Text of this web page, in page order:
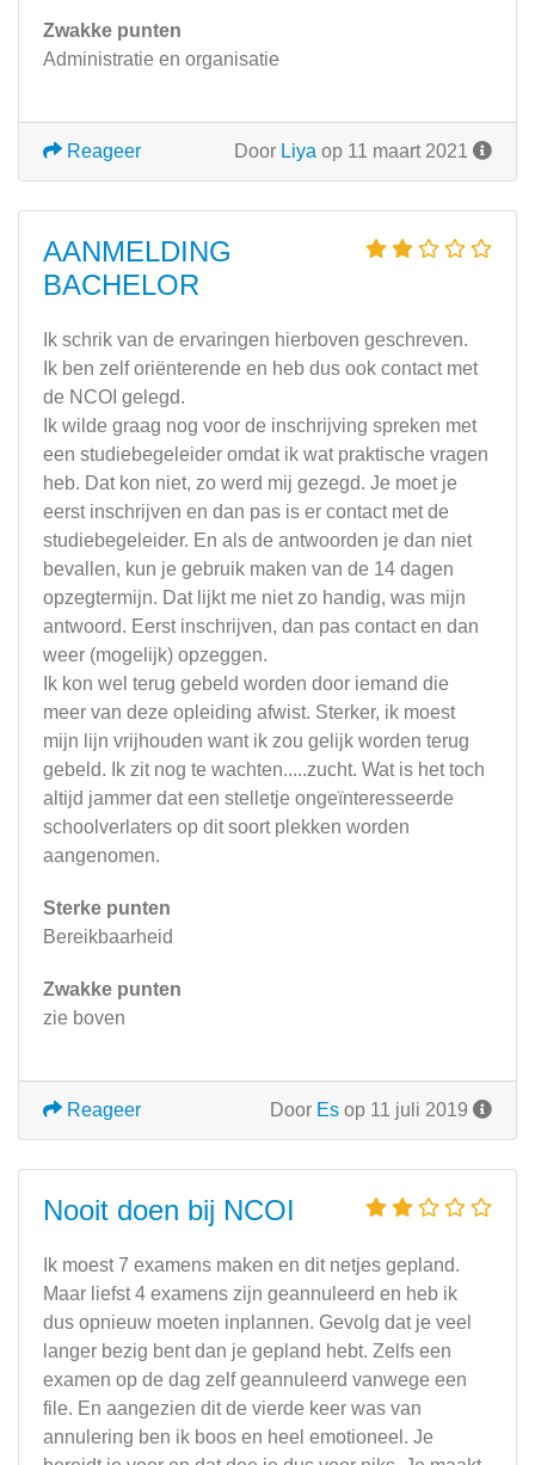
Zwakke punten
Administratie en organisatie
Door Liya op 11 maart 2021
Reageer
AANMELDING
BACHELOR
Ik schrik van de ervaringen hierboven geschreven.
Ik ben zelf oriënterende en heb dus ook contact met
de NCOI gelegd.
Ik wilde graag nog voor de inschrijving spreken met
een studiebegeleider omdat ik wat praktische vragen
heb. Dat kon niet, zo werd mij gezegd. Je moet je
eerst inschrijven en dan pas is er contact met de
studiebegeleider. En als de antwoorden je dan niet
bevallen, kun je gebruik maken van de 14 dagen
opzegtermijn. Dat lijkt me niet zo handig, was mijn
antwoord. Eerst inschrijven, dan pas contact en dan
weer (mogelijk) opzeggen.
Ik kon wel terug gebeld worden door iemand die
meer van deze opleiding afwist. Sterker, ik moest
mijn lijn vrijhouden want ik zou gelijk worden terug
gebeld. Ik zit nog te wachten.....zucht. Wat is het toch
altijd jammer dat een stelletje ongeïnteresseerde
schoolverlaters op dit soort plekken worden
aangenomen.
Sterke punten
Bereikbaarheid
Zwakke punten
zie boven
Door Es op 11 juli 2019
Reageer
Nooit doen bij NCOI
Ik moest 7 examens maken en dit netjes gepland.
Maar liefst 4 examens zijn geannuleerd en heb ik
dus opnieuw moeten inplannen. Gevolg dat je veel
langer bezig bent dan je gepland hebt. Zelfs een
examen op de dag zelf geannuleerd vanwege een
file. En aangezien dit de vierde keer was van
annulering ben ik boos en heel emotioneel. Je